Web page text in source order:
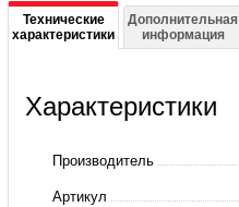
Подробная
информация
027L2666
Технические
характеристики
Дополнительная
информация
Характеристики
Производитель
Артикул